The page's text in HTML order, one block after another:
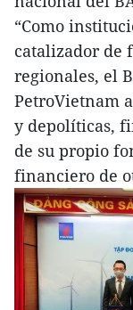
“Como
catalizador de
regionales, el
PetroVietnam
y depolíticas,
de su propio
financiero de